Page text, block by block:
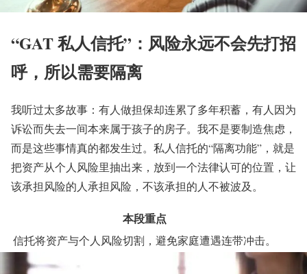
“GAT 私人信托”：风险永远不会先打招
呼，所以需要隔离
我听过太多故事：有人做担保却连累了多年积蓄，有人因为
诉讼而失去一间本来属于孩子的房子。我不是要制造焦虑，
而是这些事情真的都发生过。私人信托的“隔离功能”，就是
把资产从个人风险里抽出来，放到一个法律认可的位置，让
该承担风险的人承担风险，不该承担的人不被波及。
本段重点
信托将资产与个人风险切割，避免家庭遭遇连带冲击。